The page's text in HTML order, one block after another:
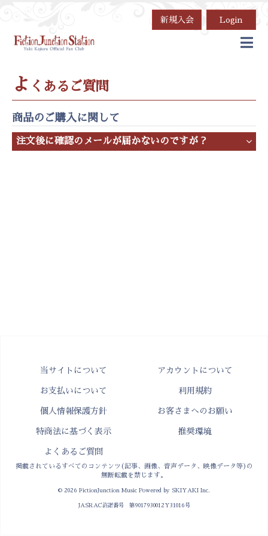
新規入会 Login
よ くあるご質問
商品のご購入に関して
注文後に確認のメールが届かないのですが？
当サイトについて アカウントについて
お支払いについて 利用規約
個人情報保護方針 お客さまへのお願い
特商法に基づく表示 推奨環境
よくあるご質問
掲載されているすべてのコンテンツ(記事、画像、音声データ、映像データ等)の
無断転載を禁じます。
© 2026 FictionJunction Music Powered by SKIYAKI Inc.
JASRAC許諾番号 第9017930012Y31016号